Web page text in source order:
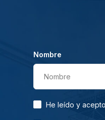
Nombre
Nombre
He leído y